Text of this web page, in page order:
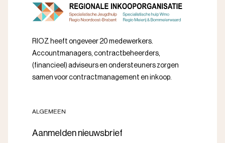
RIOZ heeft ongeveer 20 medewerkers.
Accountmanagers, contractbeheerders,
(financieel) adviseurs en ondersteuners zorgen
samen voor contractmanagement en inkoop.
ALGEMEEN
Aanmelden nieuwsbrief